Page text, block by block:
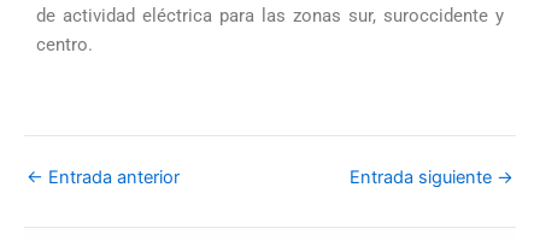
de actividad eléctrica para las zonas sur, suroccidente y
centro.
← Entrada anterior Entrada siguiente →